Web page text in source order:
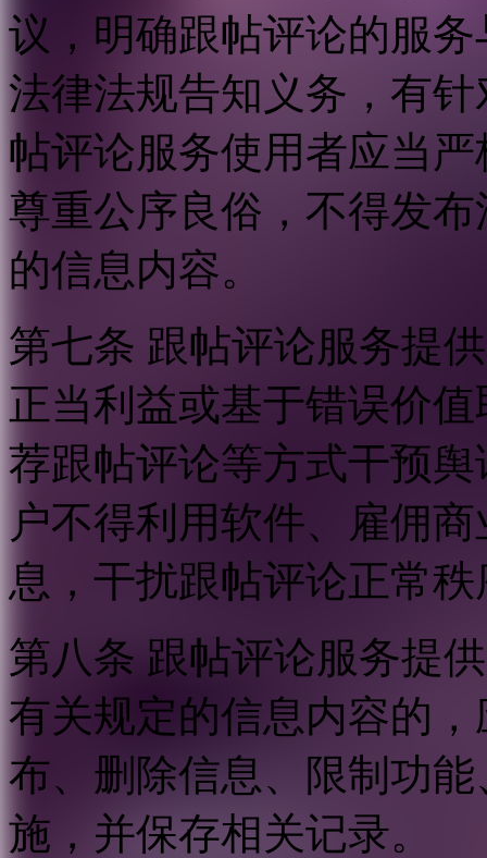
议，明确跟帖评论的服
法律法规告知义务，有
帖评论服务使用者应当
尊重公序良俗，不得发
的信息内容。
第七条 跟帖评论服务提
正当利益或基于错误价
荐跟帖评论等方式干预
户不得利用软件、雇佣
息，干扰跟帖评论正常
第八条 跟帖评论服务提
有关规定的信息内容的
布、删除信息、限制功
施，并保存相关记录。